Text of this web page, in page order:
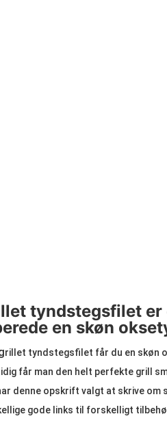
tyndstegsfilet er
en skøn
rillet tyndstegsfilet får du en skøn
får man den helt perfekte grill
denne opskrift valgt at skrive om
gode links til forskelligt